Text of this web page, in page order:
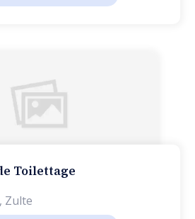
Toilettage
, Zulte